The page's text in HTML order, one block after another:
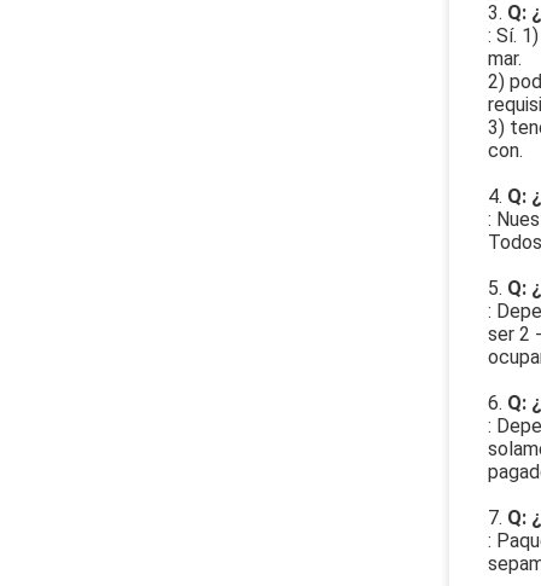
3. Q:
: Sí.
mar.
2)
3)
con.
4. Q:
:
5. Q:
:
ser 2
6. Q:
:
7. Q:
: